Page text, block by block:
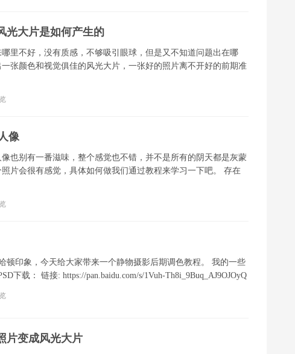
光大片是如何产生的
里不好，没有质感，不够吸引眼球，但是又不知道问题出在哪
张颜色和视觉俱佳的风光大片，一张好的照片离不开好的前期准
像
也别有一番滋味，整个感觉也不错，并不是所有的阴天都是灰蒙
片会很有感觉，具体如何做我们通过教程来学习一下吧。 存在
顿印象，今天给大家带来一个静物摄影后期调色教程。 我的一些
下载： 链接: https://pan.baidu.com/s/1Vuh-Th8i_9Buq_AJ9OJOyQ
片变成风光大片